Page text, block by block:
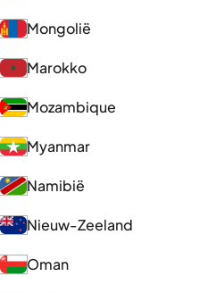
Mongolië
Marokko
Mozambique
Myanmar
Namibië
Nieuw-Zeeland
Oman